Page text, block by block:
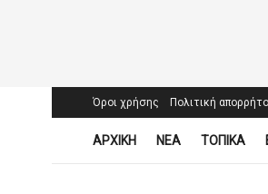
Όροι χρήσης Πολιτική
ΑΡΧΙΚΗ ΝΕΑ ΤΟΠΙΚΑ